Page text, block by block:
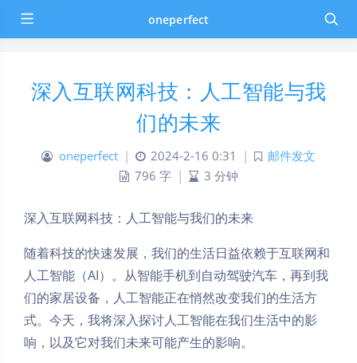
oneperfect
深入互联网科技：人工智能与我
们的未来
oneperfect | 2024-2-16 0:31 |
邮件发文
796 字 | 3 分钟
深入互联网科技：人工智能与我们的未来
随着科技的快速发展，我们的生活日益依赖于互联网和
人工智能（AI）。从智能手机到自动驾驶汽车，再到我
们的家居设备，人工智能正在悄然改变我们的生活方
式。今天，我将深入探讨人工智能在我们生活中的影
响，以及它对我们未来可能产生的影响。